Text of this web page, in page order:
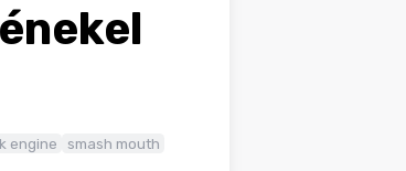
engine
smash mouth